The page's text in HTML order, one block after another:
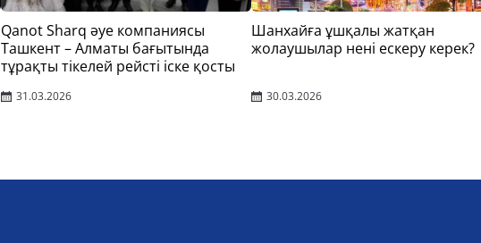
Qanot Sharq әуе компаниясы
Ташкент – Алматы бағытында
тұрақты тікелей рейсті іске қосты
31.03.2026
Шанхайға ұшқалы жатқан
жолаушылар нені ескеру керек?
30.03.2026